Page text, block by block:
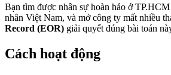
Bạn tìm được nhân sự hoàn hảo ở
nhân Việt Nam, và mở công ty mất nhiều
Record (EOR) giải quyết đúng bài toán
Cách hoạt động